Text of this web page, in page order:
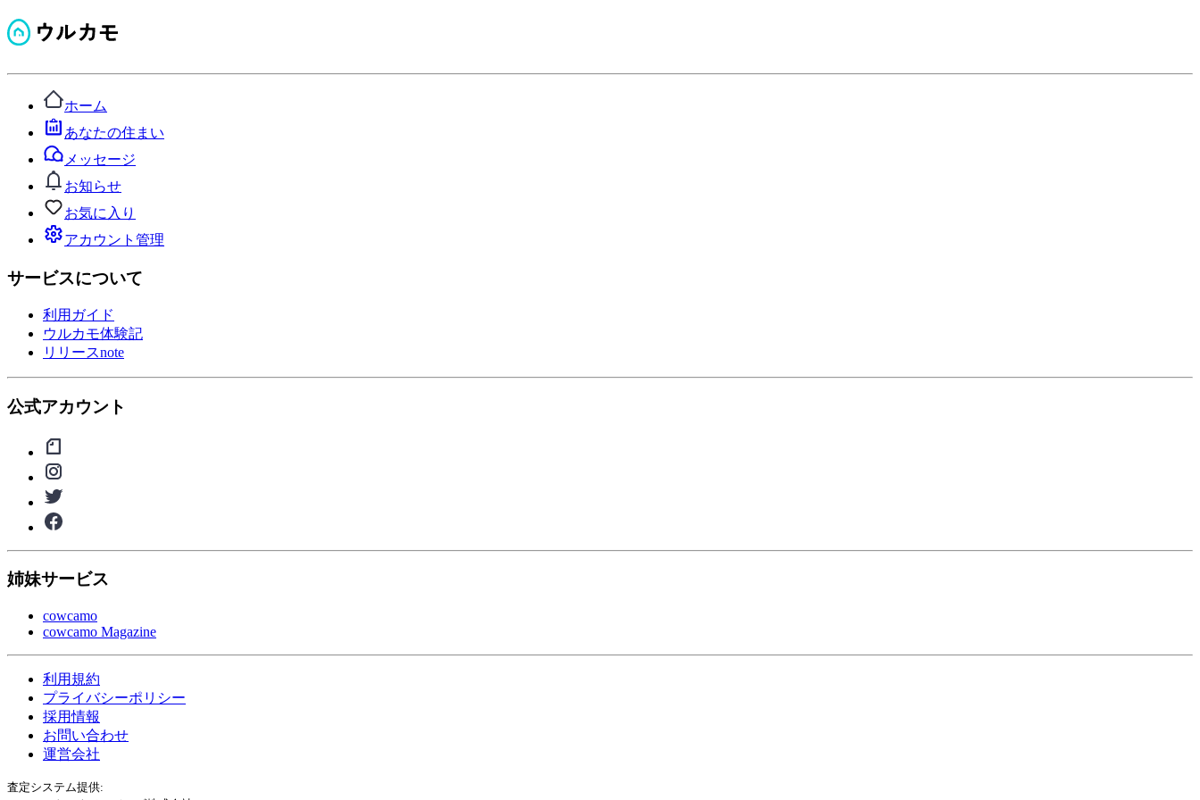
ホーム
あなたの住まい
メッセージ
お知らせ
お気に入り
アカウント管理
サービスについて
利用ガイド
ウルカモ体験記
リリースnote
公式アカウント
姉妹サービス
cowcamo
cowcamo Magazine
利用規約
プライバシーポリシー
採用情報
お問い合わせ
運営会社
査定システム提供: